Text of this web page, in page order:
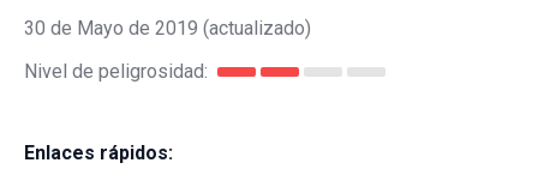
30 de Mayo de 2019 (actualizado)
Nivel de peligrosidad:
Enlaces rápidos: